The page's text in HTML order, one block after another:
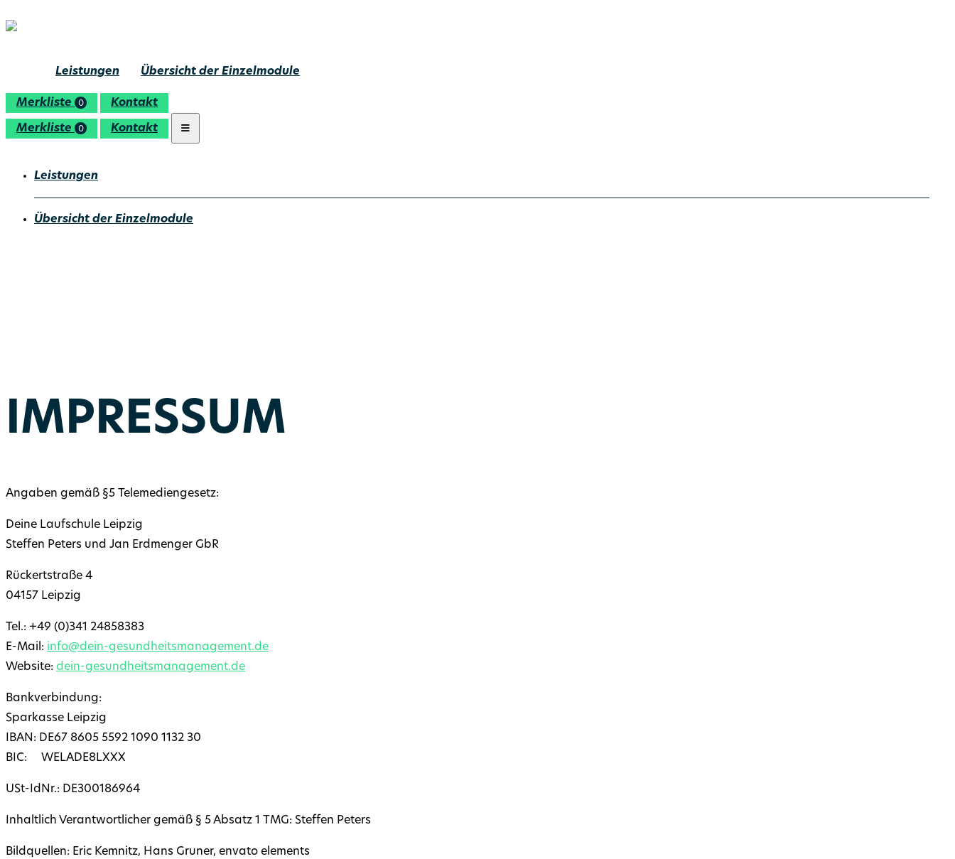
Leistungen Übersicht der Einzelmodule
Merkliste 0 Kontakt
Merkliste 0 Kontakt
Leistungen
Übersicht der Einzelmodule
IMPRESSUM
Angaben gemäß §5 Telemediengesetz:
Deine Laufschule Leipzig
Steffen Peters und Jan Erdmenger GbR
Rückertstraße 4
04157 Leipzig
Tel.: +49 (0)341 24858383
E-Mail: info@dein-gesundheitsmanagement.de
Website: dein-gesundheitsmanagement.de
Bankverbindung:
Sparkasse Leipzig
IBAN: DE67 8605 5592 1090 1132 30
BIC: WELADE8LXXX
USt-IdNr.: DE300186964
Inhaltlich Verantwortlicher gemäß § 5 Absatz 1 TMG: Steffen Peters
Bildquellen: Eric Kemnitz, Hans Gruner, envato elements